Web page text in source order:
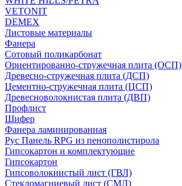
VETONIT
DEMEX
Листовые материалы
Фанера
Сотовый поликарбонат
Ориентированно-стружечная плита (ОСП)
Древесно-стружечная плита (ДСП)
Цементно-стружечная плита (ЦСП)
Древесноволокнистая плита (ДВП)
Профлист
Шифер
Фанера ламинированная
Рус Панель RPG из пенополистирола
Гипсокартон и комплектующие
Гипсокартон
Гипсоволокнистый лист (ГВЛ)
Стекломагниевый лист (СМЛ)